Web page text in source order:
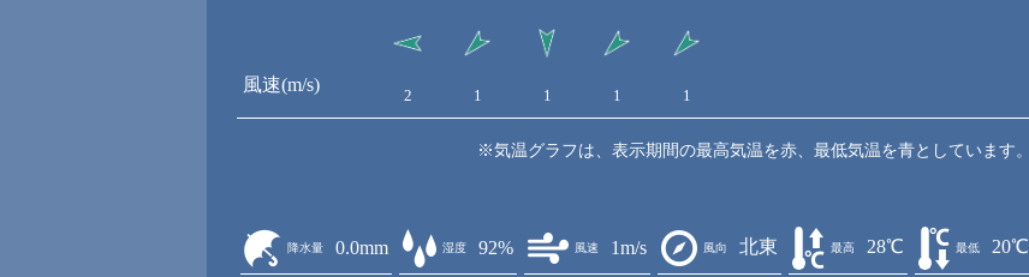
風速(m/s)
2 1 1 1 1
※気温グラフは、表示期間の最高気温を赤、最低気温を青としています。
降水量 0.0mm 湿度 92% 風速 1m/s 風向 北東 最高 28℃ 最低 20℃